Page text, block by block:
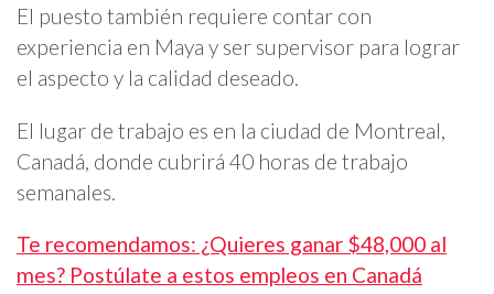
El puesto también requiere contar con
experiencia en Maya y ser supervisor para lograr
el aspecto y la calidad deseado.
El lugar de trabajo es en la ciudad de Montreal,
Canadá, donde cubrirá 40 horas de trabajo
semanales.
Te recomendamos: ¿Quieres ganar $48,000 al
mes? Postúlate a estos empleos en Canadá